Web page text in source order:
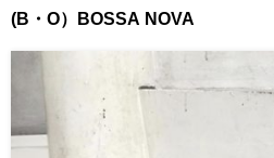
(B・O）BOSSA NOVA